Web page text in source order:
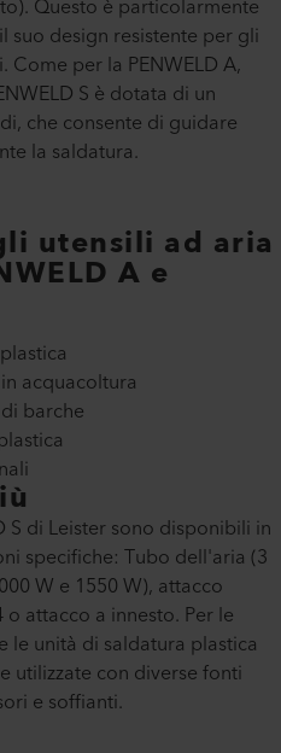
Questo è particolarmente
suo design resistente per gli
per la PENWELD A,
S è dotata di un
che consente di guidare
la saldatura.
utensili ad aria
A e
acquacoltura
barche
S di Leister sono disponibili in
specifiche: Tubo dell'aria (3
W e 1550 W), attacco
attacco a innesto. Per le
le unità di saldatura plastica
utilizzate con diverse fonti
e soffianti.